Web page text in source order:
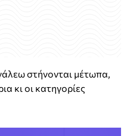
στήνονται μέτωπα,
κι οι κατηγορίες